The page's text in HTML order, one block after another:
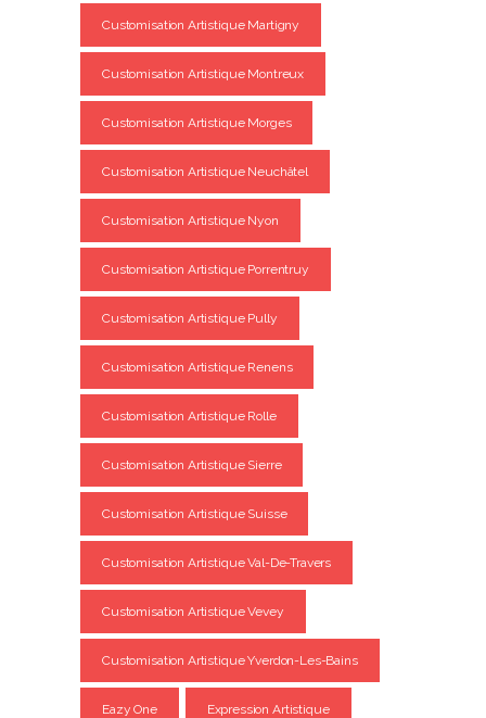
Customisation Artistique Martigny
Customisation Artistique Montreux
Customisation Artistique Morges
Customisation Artistique Neuchâtel
Customisation Artistique Nyon
Customisation Artistique Porrentruy
Customisation Artistique Pully
Customisation Artistique Renens
Customisation Artistique Rolle
Customisation Artistique Sierre
Customisation Artistique Suisse
Customisation Artistique Val-De-Travers
Customisation Artistique Vevey
Customisation Artistique Yverdon-Les-Bains
Eazy One Expression Artistique